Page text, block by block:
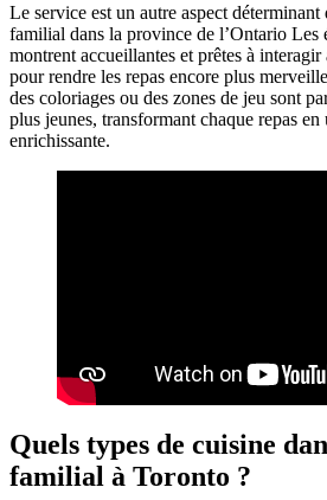
Le service est un autre aspect déterminant
familial dans la province de l’Ontario Les
montrent accueillantes et prêtes à
pour rendre les repas encore plus
des coloriages ou des zones de jeu sont
plus jeunes, transformant chaque repas en
enrichissante.
Quels types de cuisine
familial à Toronto ?